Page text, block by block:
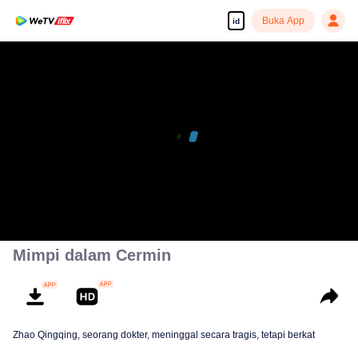
id Buka App
Mimpi dalam Cermin
Zhao Qingqing, seorang dokter, meninggal secara tragis, tetapi berkat